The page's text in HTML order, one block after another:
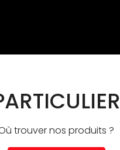
trouver nos produits ?